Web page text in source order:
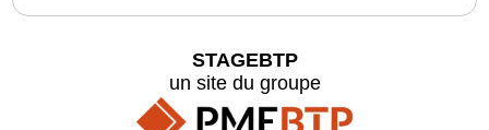
STAGEBTP
un site du groupe